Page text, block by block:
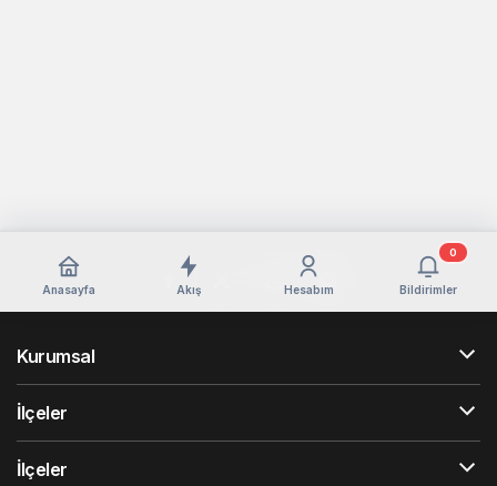
Anasayfa Akış Hesabım Bildirimler
0
Kurumsal
İlçeler
İlçeler